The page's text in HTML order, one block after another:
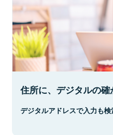
住所に、デジタルの確
デジタルアドレスで入力も検